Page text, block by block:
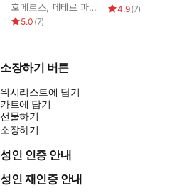
호메로스, 페테르 파울 루벤스 ,박문재
5.0 (7)
4.9(7)
소장하기 버튼
위시리스트에 담기
카트에 담기
선물하기
소장하기
성인 인증 안내
성인 재인증 안내